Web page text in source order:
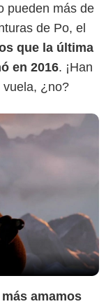
pueden más de
de Po, el
que la última
en 2016. ¡Han
vuela, ¿no?
amamos